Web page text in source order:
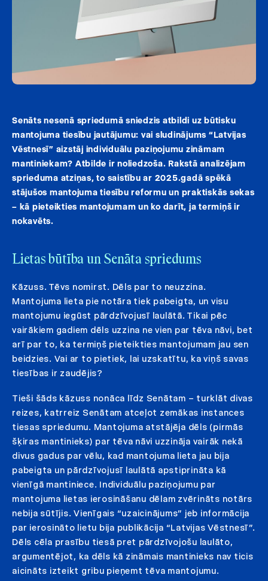
Senāts nesenā spriedumā sniedzis atbildi uz būtisku
mantojuma tiesību jautājumu: vai sludinājums “Latvijas
Vēstnesī” aizstāj individuālu paziņojumu zināmam
mantiniekam? Atbilde ir noliedzoša. Rakstā analizējam
sprieduma atziņas, to saistību ar 2025.gadā spēkā
stājušos mantojuma tiesību reformu un praktiskās sekas
– kā pieteikties mantojumam un ko darīt, ja termiņš ir
nokavēts.
Lietas būtība un Senāta spriedums
Kāzuss. Tēvs nomirst. Dēls par to neuzzina.
Mantojuma lieta pie notāra tiek pabeigta, un visu
mantojumu iegūst pārdzīvojusī laulātā. Tikai pēc
vairākiem gadiem dēls uzzina ne vien par tēva nāvi, bet
arī par to, ka termiņš pieteikties mantojumam jau sen
beidzies. Vai ar to pietiek, lai uzskatītu, ka viņš savas
tiesības ir zaudējis?
Tieši šāds kāzuss nonāca līdz Senātam – turklāt divas
reizes, katrreiz Senātam atceļot zemākas instances
tiesas spriedumu. Mantojuma atstājēja dēls (pirmās
šķiras mantinieks) par tēva nāvi uzzināja vairāk nekā
divus gadus par vēlu, kad mantojuma lieta jau bija
pabeigta un pārdzīvojusī laulātā apstiprināta kā
vienīgā mantiniece. Individuālu paziņojumu par
mantojuma lietas ierosināšanu dēlam zvērināts notārs
nebija sūtījis. Vienīgais “uzaicinājums” jeb informācija
par ierosināto lietu bija publikācija “Latvijas Vēstnesī”.
Dēls cēla prasību tiesā pret pārdzīvojošu laulāto,
argumentējot, ka dēls kā zināmais mantinieks nav ticis
aicināts izteikt gribu pieņemt tēva mantojumu.